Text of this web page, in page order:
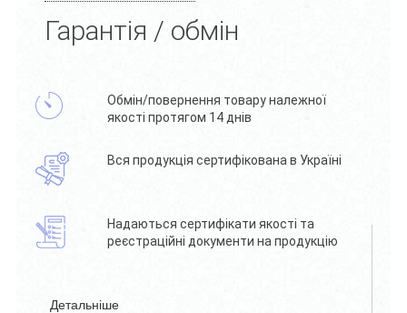
Гарантія / обмін
Обмін/повернення товару належної
якості протягом 14 днів
Вся продукція сертифікована в Україні
Надаються сертифікати якості та
реєстраційні документи на продукцію
Детальніше